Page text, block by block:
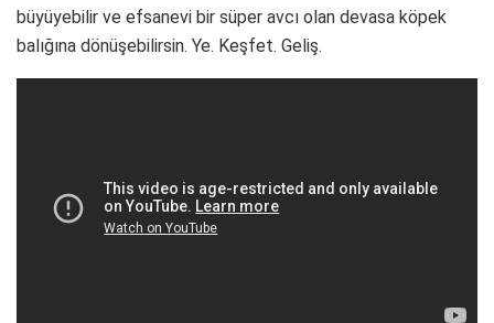
büyüyebilir ve efsanevi bir süper avcı olan devasa köpek
balığına dönüşebilirsin. Ye. Keşfet. Geliş.